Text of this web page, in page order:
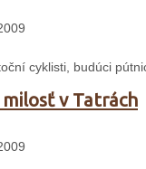
cyklisti, budúci
v Tatrách